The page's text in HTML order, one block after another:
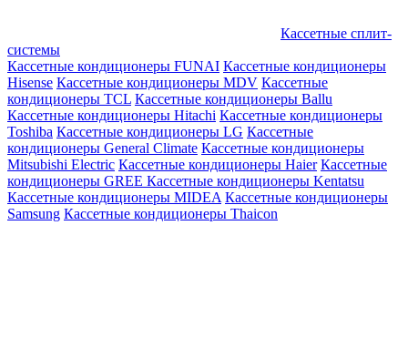
Кассетные сплит-
системы
Кассетные кондиционеры FUNAI Кассетные кондиционеры
Hisense Кассетные кондиционеры MDV Кассетные
кондиционеры TCL Кассетные кондиционеры Ballu
Кассетные кондиционеры Hitachi Кассетные кондиционеры
Toshiba Кассетные кондиционеры LG Кассетные
кондиционеры General Climate Кассетные кондиционеры
Mitsubishi Electric Кассетные кондиционеры Haier Кассетные
кондиционеры GREE Кассетные кондиционеры Kentatsu
Кассетные кондиционеры MIDEA Кассетные кондиционеры
Samsung Кассетные кондиционеры Thaicon